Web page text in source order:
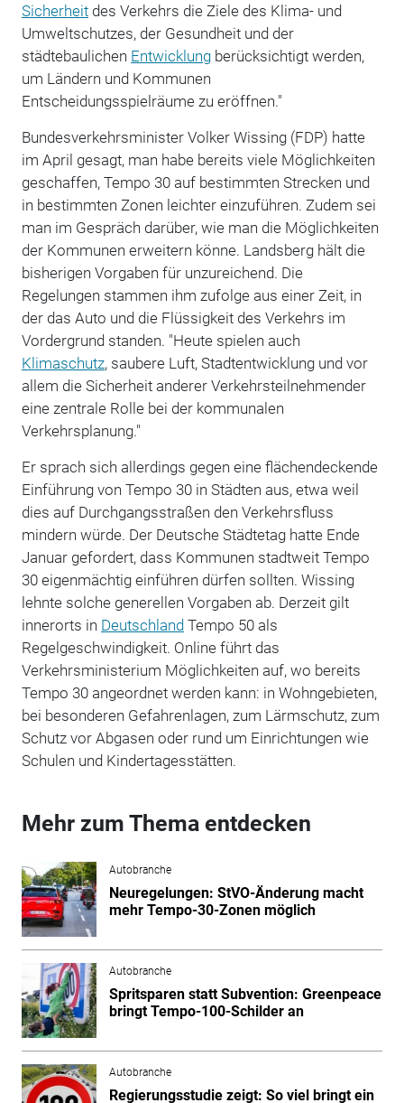
Sicherheitdes Verkehrs die Ziele des Klima- und
Umweltschutzes, der Gesundheit und der
städtebaulichen Entwicklungberücksichtigt werden,
um Ländern und Kommunen
Entscheidungsspielräume zu eröffnen."
Bundesverkehrsminister Volker Wissing (FDP) hatte
im April gesagt, man habe bereits viele Möglichkeiten
geschaffen, Tempo 30 auf bestimmten Strecken und
in bestimmten Zonen leichter einzuführen. Zudem sei
man im Gespräch darüber, wie man die Möglichkeiten
der Kommunen erweitern könne. Landsberg hält die
bisherigen Vorgaben für unzureichend. Die
Regelungen stammen ihm zufolge aus einer Zeit, in
der das Auto und die Flüssigkeit des Verkehrs im
Vordergrund standen. "Heute spielen auch
Klimaschutz, saubere Luft, Stadtentwicklung und vor
allem die Sicherheit anderer Verkehrsteilnehmender
eine zentrale Rolle bei der kommunalen
Verkehrsplanung."
Er sprach sich allerdings gegen eine flächendeckende
Einführung von Tempo 30 in Städten aus, etwa weil
dies auf Durchgangsstraßen den Verkehrsfluss
mindern würde. Der Deutsche Städtetag hatte Ende
Januar gefordert, dass Kommunen stadtweit Tempo
30 eigenmächtig einführen dürfen sollten. Wissing
lehnte solche generellen Vorgaben ab. Derzeit gilt
innerorts in DeutschlandTempo 50 als
Regelgeschwindigkeit. Online führt das
Verkehrsministerium Möglichkeiten auf, wo bereits
Tempo 30 angeordnet werden kann: in Wohngebieten,
bei besonderen Gefahrenlagen, zum Lärmschutz, zum
Schutz vor Abgasen oder rund um Einrichtungen wie
Schulen und Kindertagesstätten.
Mehr zum Thema entdecken
Autobranche
Neuregelungen: StVO-Änderung macht
mehr Tempo-30-Zonen möglich
Autobranche
Spritsparen statt Subvention: Greenpeace
bringt Tempo-100-Schilder an
Autobranche
Regierungsstudie zeigt: So viel bringt ein